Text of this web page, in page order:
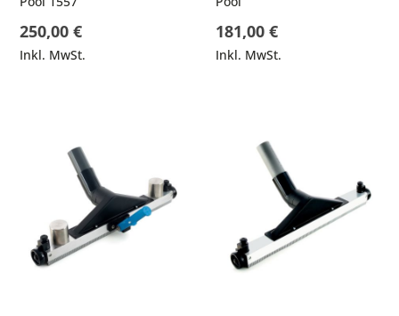
250,00 €
Inkl. MwSt.
181,00 €
Inkl. MwSt.